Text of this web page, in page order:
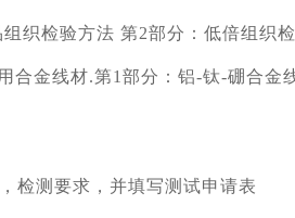
织检验方法 第2部分：低倍组织
金线材.第1部分：铝-钛-硼合金
检测要求，并填写测试申请表